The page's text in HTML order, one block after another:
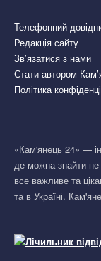
Телефонний
Редакція сайту
Зв’язатися з нами
Стати автором
Політика
«Кам'янець 24» —
де можна знайти не
все важливе та
та в Україні.